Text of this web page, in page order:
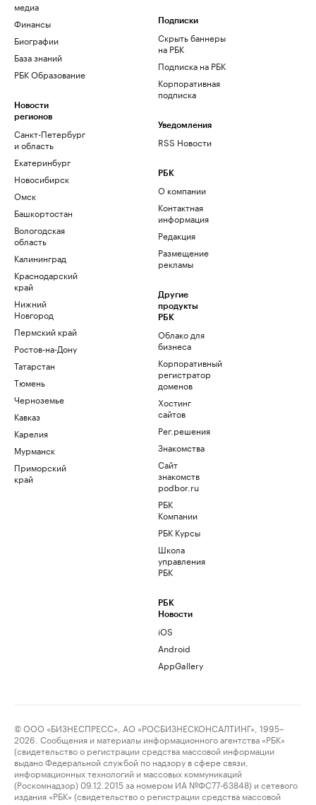
медиа
Финансы
Биографии
База знаний
РБК Образование
Новости
регионов
Санкт-Петербург
и область
Екатеринбург
Новосибирск
Омск
Башкортостан
Вологодская
область
Калининград
Краснодарский
край
Нижний
Новгород
Пермский край
Ростов-на-Дону
Татарстан
Тюмень
Черноземье
Кавказ
Карелия
Мурманск
Приморский
край
Подписки
Скрыть баннеры
на РБК
Подписка на РБК
Корпоративная
подписка
Уведомления
RSS Новости
РБК
О компании
Контактная
информация
Редакция
Размещение
рекламы
Другие
продукты
РБК
Облако для
бизнеса
Корпоративный
регистратор
доменов
Хостинг
сайтов
Рег.решения
Знакомства
Сайт
знакомств
podbor.ru
РБК
Компании
РБК Курсы
Школа
управления
РБК
РБК
Новости
iOS
Android
AppGallery
© ООО «БИЗНЕСПРЕСС», АО «РОСБИЗНЕСКОНСАЛТИНГ», 1995–
2026. Сообщения и материалы информационного агентства «РБК»
(свидетельство о регистрации средства массовой информации
выдано Федеральной службой по надзору в сфере связи,
информационных технологий и массовых коммуникаций
(Роскомнадзор) 09.12.2015 за номером ИА №ФС77-63848) и сетевого
издания «РБК» (свидетельство о регистрации средства массовой